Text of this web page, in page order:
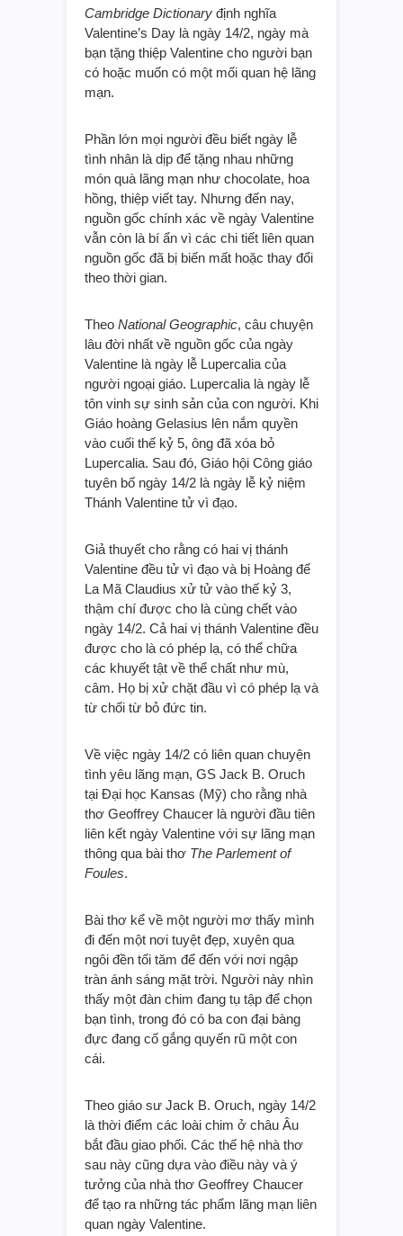
Cambridge Dictionary định nghĩa
Valentine’s Day là ngày 14/2, ngày mà
bạn tặng thiệp Valentine cho người bạn
có hoặc muốn có một mối quan hệ lãng
mạn.
Phần lớn mọi người đều biết ngày lễ
tình nhân là dịp để tặng nhau những
món quà lãng mạn như chocolate, hoa
hồng, thiệp viết tay. Nhưng đến nay,
nguồn gốc chính xác về ngày Valentine
vẫn còn là bí ẩn vì các chi tiết liên quan
nguồn gốc đã bị biến mất hoặc thay đổi
theo thời gian.
Theo National Geographic, câu chuyện
lâu đời nhất về nguồn gốc của ngày
Valentine là ngày lễ Lupercalia của
người ngoại giáo. Lupercalia là ngày lễ
tôn vinh sự sinh sản của con người. Khi
Giáo hoàng Gelasius lên nắm quyền
vào cuối thế kỷ 5, ông đã xóa bỏ
Lupercalia. Sau đó, Giáo hội Công giáo
tuyên bố ngày 14/2 là ngày lễ kỷ niệm
Thánh Valentine tử vì đạo.
Giả thuyết cho rằng có hai vị thánh
Valentine đều tử vì đạo và bị Hoàng đế
La Mã Claudius xử tử vào thế kỷ 3,
thậm chí được cho là cùng chết vào
ngày 14/2. Cả hai vị thánh Valentine đều
được cho là có phép lạ, có thể chữa
các khuyết tật về thể chất như mù,
câm. Họ bị xử chặt đầu vì có phép lạ và
từ chối từ bỏ đức tin.
Về việc ngày 14/2 có liên quan chuyện
tình yêu lãng mạn, GS Jack B. Oruch
tại Đại học Kansas (Mỹ) cho rằng nhà
thơ Geoffrey Chaucer là người đầu tiên
liên kết ngày Valentine với sự lãng mạn
thông qua bài thơ The Parlement of
Foules.
Bài thơ kể về một người mơ thấy mình
đi đến một nơi tuyệt đẹp, xuyên qua
ngôi đền tối tăm để đến với nơi ngập
tràn ánh sáng mặt trời. Người này nhìn
thấy một đàn chim đang tụ tập để chọn
bạn tình, trong đó có ba con đại bàng
đực đang cố gắng quyến rũ một con
cái.
Theo giáo sư Jack B. Oruch, ngày 14/2
là thời điểm các loài chim ở châu Âu
bắt đầu giao phối. Các thế hệ nhà thơ
sau này cũng dựa vào điều này và ý
tưởng của nhà thơ Geoffrey Chaucer
để tạo ra những tác phẩm lãng mạn liên
quan ngày Valentine.